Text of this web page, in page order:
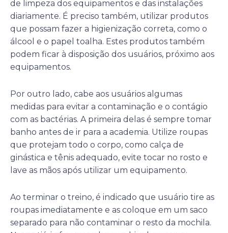
de limpeza dos equipamentos e das instalações
diariamente. É preciso também, utilizar produtos
que possam fazer a higienização correta, como o
álcool e o papel toalha. Estes produtos também
podem ficar à disposição dos usuários, próximo aos
equipamentos.
Por outro lado, cabe aos usuários algumas
medidas para evitar a contaminação e o contágio
com as bactérias. A primeira delas é sempre tomar
banho antes de ir para a academia. Utilize roupas
que protejam todo o corpo, como calça de
ginástica e tênis adequado, evite tocar no rosto e
lave as mãos após utilizar um equipamento.
Ao terminar o treino, é indicado que usuário tire as
roupas imediatamente e as coloque em um saco
separado para não contaminar o resto da mochila.